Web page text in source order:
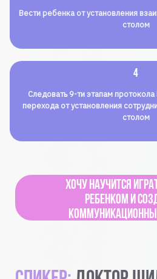
Вести ребенка от установления
столом
4
Следовать 9-ти этапам
перехода от установления
столом
Хочу научится
ребенком и